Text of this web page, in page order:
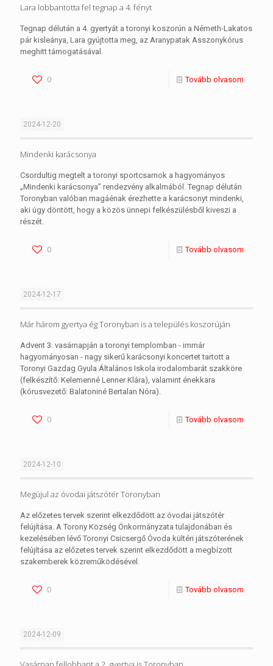
Lara lobbantotta fel tegnap a 4. fényt
Tegnap délután a 4. gyertyát a toronyi koszorún a Németh-Lakatos
pár kisleánya, Lara gyújtotta meg, az Aranypatak Asszonykórus
meghitt támogatásával.
0 Tovább olvasom
2024-12-20
Mindenki karácsonya
Csordultig megtelt a toronyi sportcsarnok a hagyományos
„Mindenki karácsonya” rendezvény alkalmából. Tegnap délután
Toronyban valóban magáénak érezhette a karácsonyt mindenki,
aki úgy döntött, hogy a közös ünnepi felkészülésből kiveszi a
részét.
0 Tovább olvasom
2024-12-17
Már három gyertya ég Toronyban is a település koszorúján
Advent 3. vasárnapján a toronyi templomban - immár
hagyományosan - nagy sikerű karácsonyi koncertet tartott a
Toronyi Gazdag Gyula Általános Iskola irodalombarát szakköre
(felkészítő: Kelemenné Lenner Klára), valamint énekkara
(kórusvezető: Balatoniné Bertalan Nóra).
0 Tovább olvasom
2024-12-10
Megújul az óvodai játszótér Toronyban
Az előzetes tervek szerint elkezdődött az óvodai játszótér
felújítása. A Torony Község Önkormányzata tulajdonában és
kezelésében lévő Toronyi Csicsergő Óvoda kültéri játszóterének
felújítása az előzetes tervek szerint elkezdődött a megbízott
szakemberek közreműködésével.
0 Tovább olvasom
2024-12-09